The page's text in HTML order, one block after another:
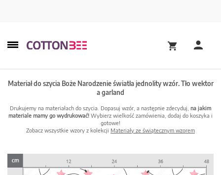
Materiał do szycia Boże Narodzenie światła jednolity wzór. Tło wektor
a garland
Drukujemy na materiałach do szycia. Dopasuj wzór, a następnie zdecyduj, na jakim
materiale mamy go wydrukować! Wybierz wielkość zamówienia, dodaj do koszyka i
gotowe!
Zobacz wszystkie wzory z kolekcji Materiały ze świątecznym wzorem